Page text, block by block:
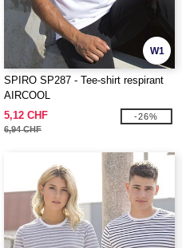
W1
SPIRO SP287 - Tee-shirt respirant
AIRCOOL
5,12 CHF
6,94 CHF
-26%